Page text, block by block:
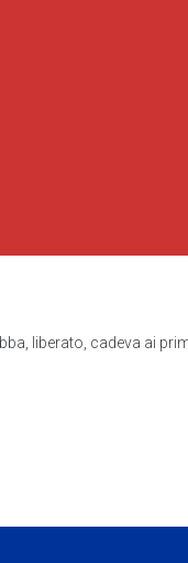
liberato, cadeva ai